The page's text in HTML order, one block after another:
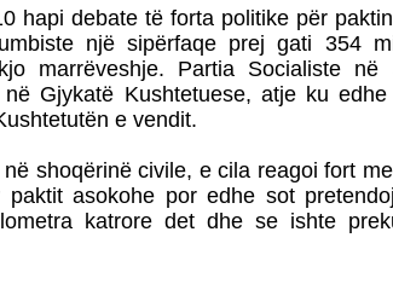
hapi debate të forta politike për
një sipërfaqe prej gati 354
marrëveshje. Partia Socialiste
Gjykatë Kushtetuese, atje ku
e vendit.
shoqërinë civile, e cila reagoi fort
paktit asokohe por edhe sot
katrore det dhe se ishte